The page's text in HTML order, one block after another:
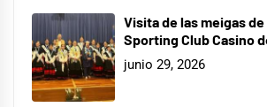
Visita de las meigas de
Sporting Club Casino
junio 29, 2026